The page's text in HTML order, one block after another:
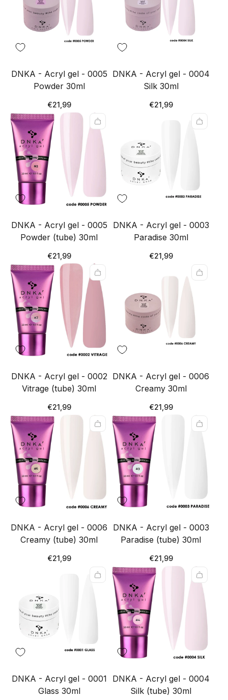
DNKA - Acryl gel - 0005
Powder 30ml
Redna
cena
€21,99
DNKA - Acryl gel - 0004
Silk 30ml
Redna
€21,99
DNKA - Acryl gel - 0005
Powder (tube) 30ml
Redna
cena
€21,99
DNKA - Acryl gel - 0003
Paradise 30ml
Redna
€21,99
DNKA - Acryl gel - 0002
Vitrage (tube) 30ml
Redna
cena
€21,99
DNKA - Acryl gel - 0006
Creamy 30ml
Redna
cena
€21,99
DNKA - Acryl gel - 0006
Creamy (tube) 30ml
Redna
€21,99
DNKA - Acryl gel - 0003
Paradise (tube) 30ml
Redna
cena
€21,99
DNKA - Acryl gel - 0001
Glass 30ml
DNKA - Acryl gel - 0004
Silk (tube) 30ml